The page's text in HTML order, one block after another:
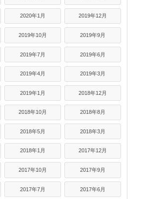
2020年1月 2019年12月
2019年10月 2019年9月
2019年7月 2019年6月
2019年4月 2019年3月
2019年1月 2018年12月
2018年10月 2018年8月
2018年5月 2018年3月
2018年1月 2017年12月
2017年10月 2017年9月
2017年7月 2017年6月